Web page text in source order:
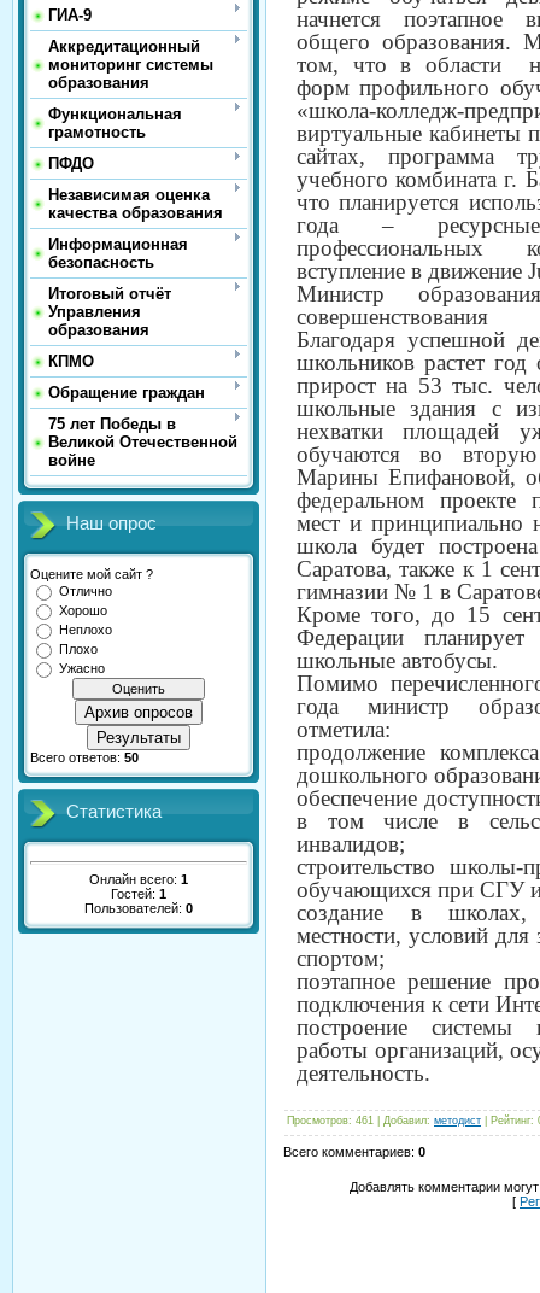
ГИА-9
Аккредитационный
мониторинг системы
образования
Функциональная
грамотность
ПФДО
Независимая оценка
качества образования
Информационная
безопасность
Итоговый отчёт
Управления
образования
КПМО
Обращение граждан
75 лет Победы в
Великой Отечественной
войне
Наш опрос
Оцените мой сайт ?
Отлично
Хорошо
Неплохо
Плохо
Ужасно
Архив опросов
Результаты
Всего ответов: 50
Статистика
Онлайн всего: 1
Гостей: 1
Пользователей: 0
начнется поэтапное
общего образования.
том, что в области
форм профильного
«школа-колледж-
виртуальные кабинеты
сайтах, программа
учебного комбината г.
что планируется
года –
вступление в движение
Министр
Благодаря успешной
школьников растет
прирост на 53 тыс.
школьные здания с
нехватки площадей
обучаются во
Марины Епифановой,
федеральном
мест и
школа будет
Саратова, также к 1
гимназии № 1 в
Кроме того, до 15
Федерации
школьные автобусы.
Помимо
года министр
отметила:
продолжение
дошкольного
обеспечение
в том числе в
инвалидов;
строительство школы-
обучающихся при СГУ
создание в школах,
местности, условий для
спортом;
поэтапное решение
подключения к сети
построение системы
работы организаций,
деятельность.
Просмотров: 461 Добавил: методист Рейтинг:
Всего комментариев: 0
Добавлять комментарии
[